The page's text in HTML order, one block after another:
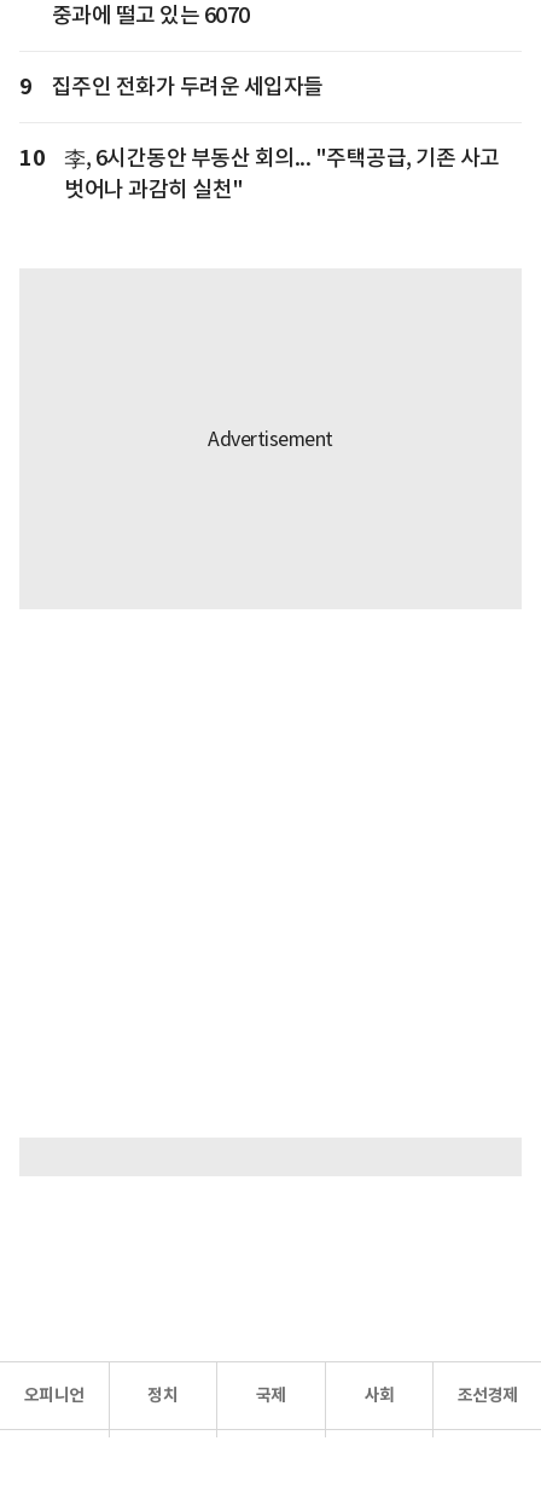
중과에 떨고 있는 6070
9 집주인 전화가 두려운 세입자들
10
李, 6시간동안 부동산 회의... "주택공급, 기존 사고
벗어나 과감히 실천"
오피니언 정치 국제 사회 조선경제